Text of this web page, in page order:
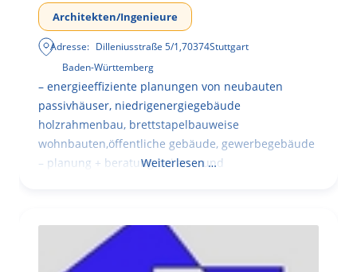
Architekten/Ingenieure
Adresse: Dilleniusstraße 5/1,70374Stuttgart
Baden-Württemberg
– energieeffiziente planungen von neubauten
passivhäuser, niedrigenergiegebäude
holzrahmenbau, brettstapelbauweise
wohnbauten,öffentliche gebäude, gewerbegebäude
– planung + beratung bei an – und
Weiterlesen …